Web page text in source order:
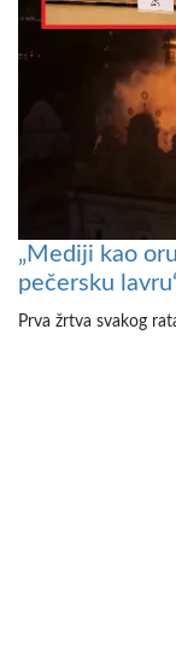
„Mediji kao
pečersku
Prva žrtva svakog